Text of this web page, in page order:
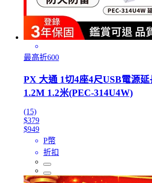
最高折600
PX 大通 1切4座4尺USB電源
1.2M 1.2米(PEC-314U4W)
(15)
$379
$949
P幣
折扣